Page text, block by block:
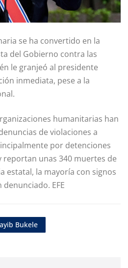
se ha convertido en la
del Gobierno contra las
le granjeó al presidente
inmediata, pese a la
humanitarias han
de violaciones a
por detenciones
unas 340 muertes de
estatal, la mayoría con signos
EFE
Bukele